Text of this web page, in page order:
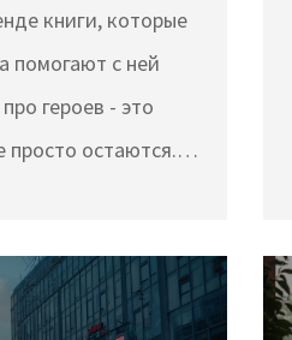
книги, которые
помогают с ней
героев - это
остаются.